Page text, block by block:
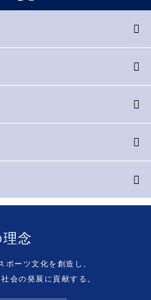
念
ーツ文化を創造し、
会の発展に貢献する。